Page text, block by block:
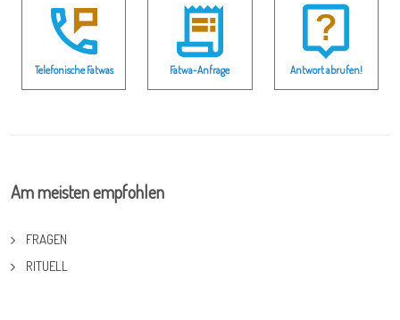
Telefonische Fatwas Fatwa-Anfrage Antwort abrufen!
Am meisten empfohlen
FRAGEN
RITUELL